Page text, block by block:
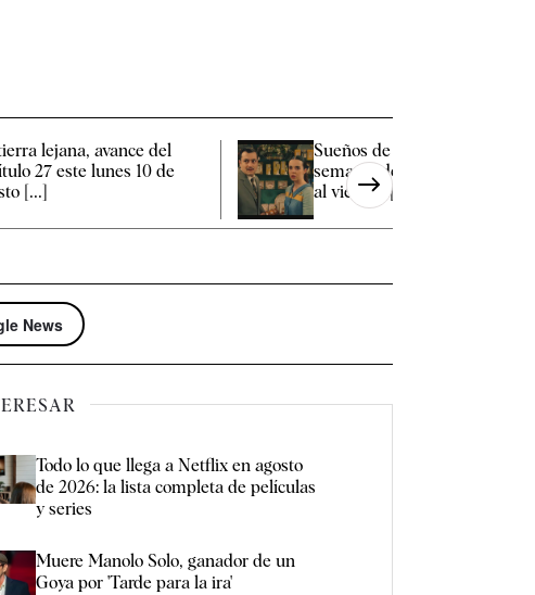
lejana, avance del
27 este lunes 10 de
[...]
Sueños de libertad, avance
semanal del lunes 10 de agosto
al viernes [...]
News
Todo lo que llega a Netflix en agosto
de 2026: la lista completa de películas
y series
Muere Manolo Solo, ganador de un
Goya por 'Tarde para la ira'